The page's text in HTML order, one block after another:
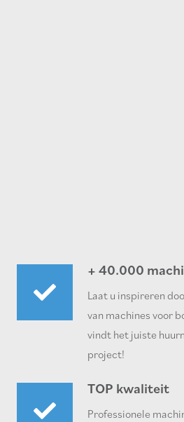
+ 40.000
Laat u inspireren
van machines voor
vindt het juiste
project!
TOP kwaliteit
Professionele